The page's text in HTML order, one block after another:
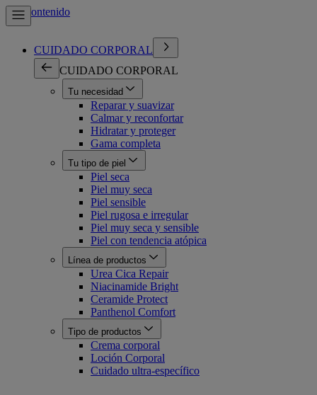
Ir al contenido
CUIDADO CORPORAL
CUIDADO CORPORAL
Tu necesidad
Reparar y suavizar
Calmar y reconfortar
Hidratar y proteger
Gama completa
Tu tipo de piel
Piel seca
Piel muy seca
Piel sensible
Piel rugosa e irregular
Piel muy seca y sensible
Piel con tendencia atópica
Línea de productos
Urea Cica Repair
Niacinamide Bright
Ceramide Protect
Panthenol Comfort
Tipo de productos
Crema corporal
Loción Corporal
Cuidado ultra-específico